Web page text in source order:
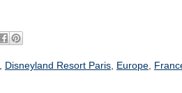
Disneyland Resort Paris, Europe,